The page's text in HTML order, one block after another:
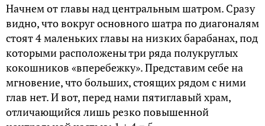
Начнем от главы над центральным шатром. Сразу
видно, что вокруг основного шатра по диагоналям
стоят 4 маленьких главы на низких барабанах, под
которыми расположены три ряда полукруглых
кокошников «вперебежку». Представим себе на
мгновение, что больших, стоящих рядом с ними
глав нет. И вот, перед нами пятиглавый храм,
отличающийся лишь резко повышенной